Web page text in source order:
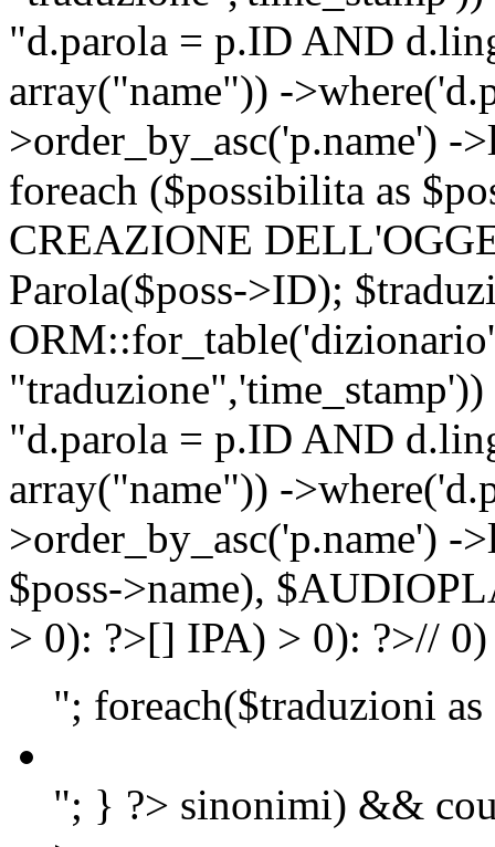
"d.parola = p.ID AND
array("name")) -
>order_by_asc('p.name')
foreach ($possibilita as
CREAZIONE
Parola($poss->ID);
"d.parola = p.ID AND
array("name")) -
>order_by_asc('p.name')
$poss->name),
> 0): ?>[] IPA) > 0): ?>//
"; foreach($traduzioni
"; } ?> sinonimi) &&